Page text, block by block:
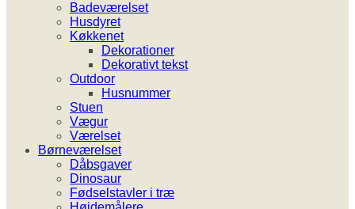
Badeværelset
Husdyret
Køkkenet
Dekorationer
Dekorativt tekst
Outdoor
Husnummer
Stuen
Vægur
Værelset
Børneværelset
Dåbsgaver
Dinosaur
Fødselstavler i træ